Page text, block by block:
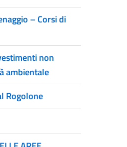
– Corsi di
non
ambientale
Rogolone